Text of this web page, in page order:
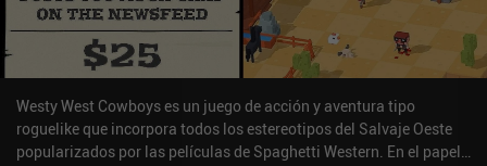
Westy West Cowboys es un juego de acción y aventura tipo
roguelike que incorpora todos los estereotipos del Salvaje Oeste
popularizados por las películas de Spaghetti Western. En el papel